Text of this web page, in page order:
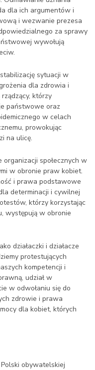
dla ich argumentów i
i wezwanie prezesa
za sprawy
wywołują
sytuacji w
dla zdrowia i
którzy
państwowe oraz
w celach
prowokując
na ulicę.
społecznych w
w obronie praw kobiet.
i prawa podstawowe
determinacji i cywilnej
którzy korzystając
występują w obronie
działaczki i działacze
protestujących
kompetencji i
udział w
w odwołaniu się do
zdrowie i prawa
dla kobiet, których
obywatelskiej